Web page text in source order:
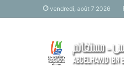
vendredi, août 7 2026